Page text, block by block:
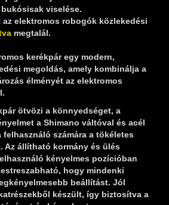
viselése.
elektromos robogók közlekedési
megtalál.
kerékpár egy modern,
megoldás, amely kombinálja a
élményét az elektromos
ötvözi a könnyedséget, a
a Shimano váltóval és acél
számára a tökéletes
Az állítható kormány és ülés
kényelmes pozícióban
hogy mindenki
beállítást. Jól
készült, így biztosítva a